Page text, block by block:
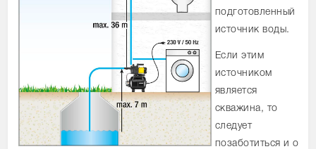
подготовленный
источник воды.
Если этим
источником
является
скважина, то
следует
позаботиться и о